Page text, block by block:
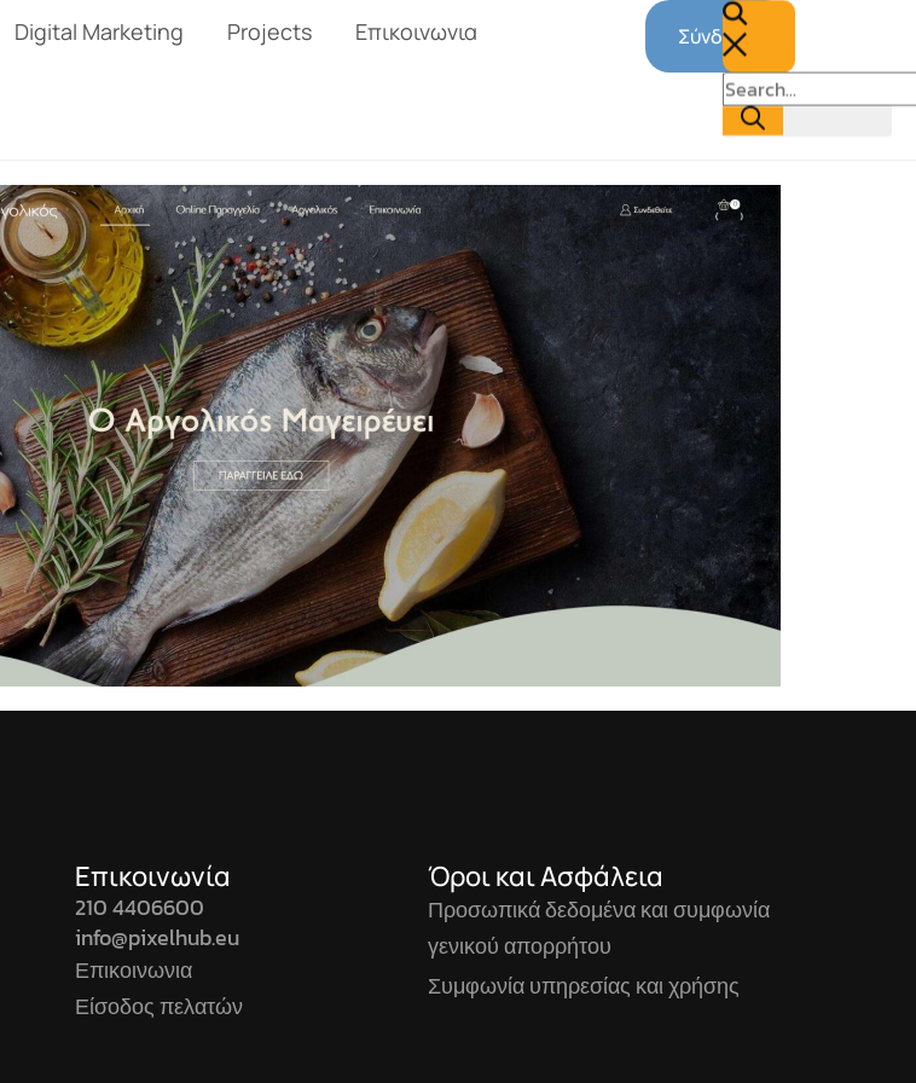
Digital Marketing Projects Επικοινωνια Σύνδεση
Επικοινωνία
210 4406600
info@pixelhub.eu
Επικοινωνια
Είσοδος πελατών
Όροι και Ασφάλεια
Προσωπικά δεδομένα και συμφωνία
γενικού απορρήτου
Συμφωνία υπηρεσίας και χρήσης